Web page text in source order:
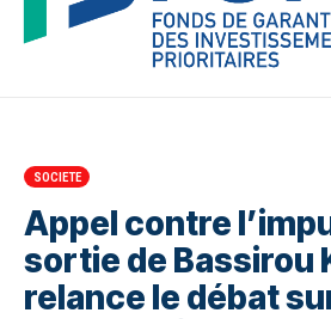
SOCIETE
Appel contre
sortie de Bassirou
relance le débat